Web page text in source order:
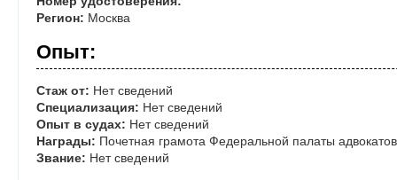
Регион: Москва
Опыт:
Стаж от: Нет сведений
Специализация: Нет сведений
Опыт в судах: Нет сведений
Награды: Почетная грамота Федеральной палаты
Звание: Нет сведений